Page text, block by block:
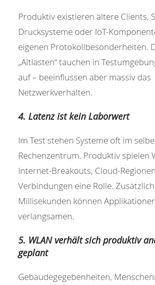
Produktiv existieren ältere Clients,
Drucksysteme oder IoT-
eigenen Protokollbesonderheiten.
„Altlasten“ tauchen in
auf – beeinflussen aber massiv das
Netzwerkverhalten.
4. Latenz ist kein Laborwert
Im Test stehen Systeme oft im
Rechenzentrum. Produktiv spielen
Internet-Breakouts, Cloud-
Verbindungen eine Rolle.
Millisekunden können
verlangsamen.
5. WLAN verhält sich produktiv
geplant
Gebäudegegebenheiten,